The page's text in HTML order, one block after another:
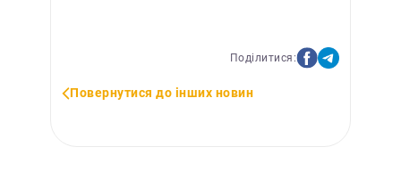
Поділитися:
Повернутися до інших новин